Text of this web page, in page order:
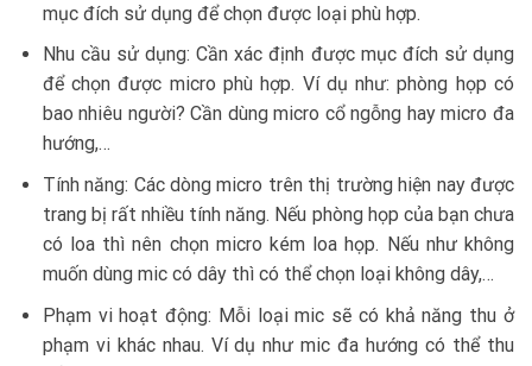
mục đích sử dụng để chọn được loại phù hợp.
Nhu cầu sử dụng: Cần xác định được mục đích sử dụng
để chọn được micro phù hợp. Ví dụ như: phòng họp có
bao nhiêu người? Cần dùng micro cổ ngỗng hay micro đa
hướng,…
Tính năng: Các dòng micro trên thị trường hiện nay được
trang bị rất nhiều tính năng. Nếu phòng họp của bạn chưa
có loa thì nên chọn micro kém loa họp. Nếu như không
muốn dùng mic có dây thì có thể chọn loại không dây,…
Phạm vi hoạt động: Mỗi loại mic sẽ có khả năng thu ở
phạm vi khác nhau. Ví dụ như mic đa hướng có thể thu